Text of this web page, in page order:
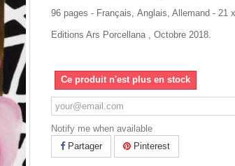
96 pages - Français, Anglais, Allemand - 21
Editions Ars Porcellana , Octobre 2018.
Ce produit n'est plus en stock
Notify me when available
Partager
Pinterest